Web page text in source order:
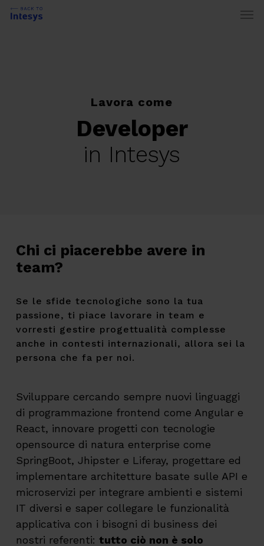
Skip
Lavora come
Developer
in Intesys
Chi ci piacerebbe avere in
team?
Se le sfide tecnologiche sono la tua
passione, ti piace lavorare in team e
vorresti gestire progettualità complesse
anche in contesti internazionali, allora sei la
persona che fa per noi.
Sviluppare cercando sempre nuovi linguaggi
di programmazione frontend come Angular e
React, innovare progetti con tecnologie
opensource di natura enterprise come
SpringBoot, Jhipster e Liferay, progettare ed
implementare architetture basate sulle API e
microservizi per integrare ambienti e sistemi
IT diversi e saper collegare le funzionalità
applicativa con i bisogni di business dei
nostri referenti: tutto ciò non è solo